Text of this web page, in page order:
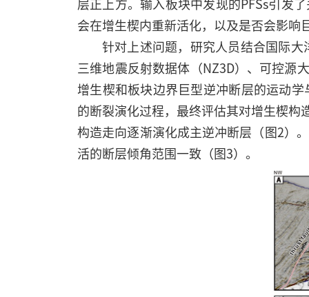
层正上方。输入板块中发现的PFSs引发
会在增生楔内重新活化，以及是否会影响
针对上述问题，研究人员结合国际
三维地震反射数据体（NZ3D）、可控源
增生楔和板块边界巨型逆冲断层的运动
的断裂演化过程，最终评估其对增生楔构
构造走向逐渐演化成主逆冲断层（图2）
活的断层倾角范围一致（图3）。